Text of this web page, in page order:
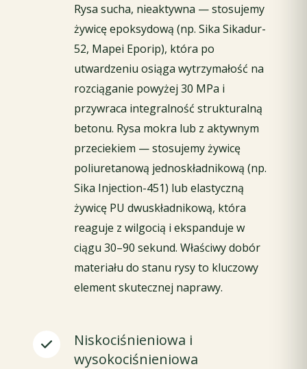
Rysa sucha, nieaktywna — stosujemy
żywicę epoksydową (np. Sika Sikadur-
52, Mapei Eporip), która po
utwardzeniu osiąga wytrzymałość na
rozciąganie powyżej 30 MPa i
przywraca integralność strukturalną
betonu. Rysa mokra lub z aktywnym
przeciekiem — stosujemy żywicę
poliuretanową jednoskładnikową (np.
Sika Injection-451) lub elastyczną
żywicę PU dwuskładnikową, która
reaguje z wilgocią i ekspanduje w
ciągu 30–90 sekund. Właściwy dobór
materiału do stanu rysy to kluczowy
element skutecznej naprawy.
Niskociśnieniowa i
wysokociśnieniowa